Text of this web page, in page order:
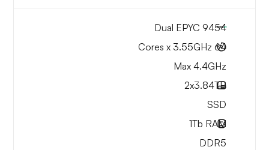
Dual EPYC 9454
64 Cores x 3.55GHz
Max 4.4GHz
2x3.84TB
SSD
1Tb RAM
DDR5